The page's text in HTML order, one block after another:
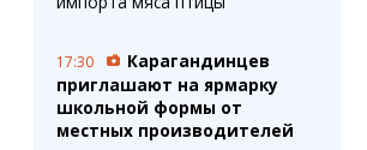
17:30
Карагандинцев
приглашают на ярмарку
школьной формы от
местных производителей